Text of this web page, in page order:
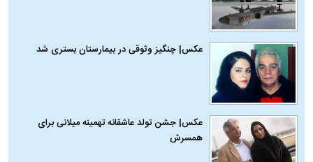
عکس| چنگیز وثوقی در بیمارستان بستری شد
عکس| جشن تولد عاشقانه تهمینه میلانی برای
همسرش